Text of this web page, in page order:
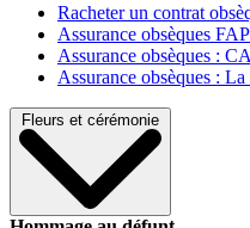
Racheter un contrat
Assurance obsèques
Assurance obsèques :
Assurance obsèques :
Fleurs et cérémonie